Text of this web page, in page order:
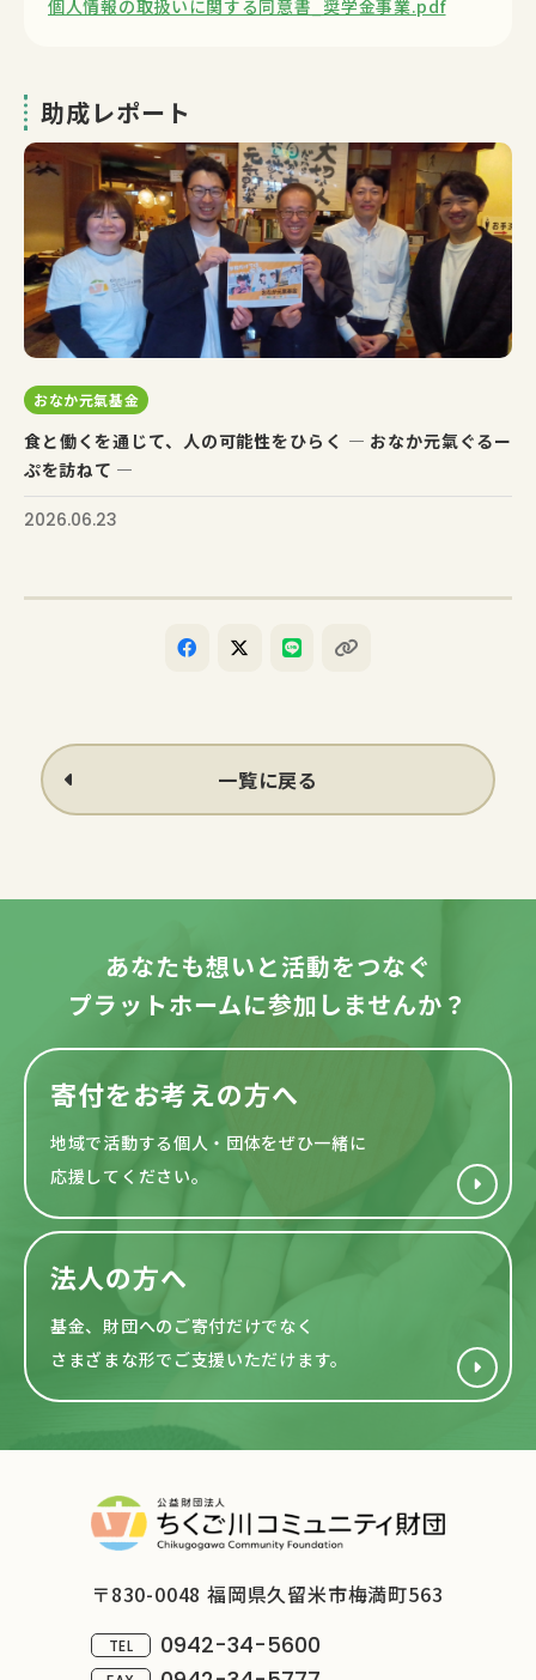
個人情報の取扱いに関する同意書_奨学金事業.pdf
助成レポート
おなか元氣基金
食と働くを通じて、人の可能性をひらく ― おなか元氣ぐるー
ぷを訪ねて ―
2026.06.23
一覧に戻る
あなたも想いと活動をつなぐ
プラットホームに参加しませんか？
寄付をお考えの方へ
地域で活動する個人・団体をぜひ一緒に
応援してください。
法人の方へ
基金、財団へのご寄付だけでなく
さまざまな形で ご支援いただけます。
〒830-0048 福岡県久留米市梅満町563
TEL 0942-34-5600